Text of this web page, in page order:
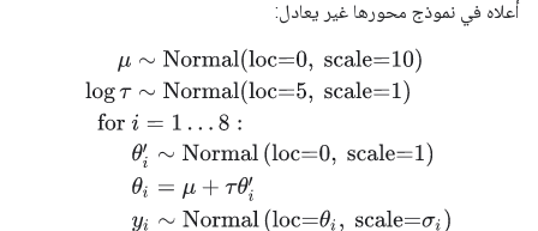
أعلاه في نموذج محورها غير يعادل:
Normal(loc=0, scale=10) logτ∼Normal